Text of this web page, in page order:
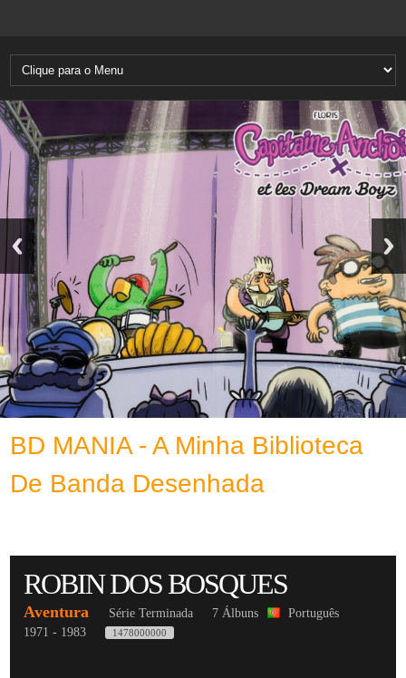
BD MANIA - A Minha Biblioteca
De Banda Desenhada
ROBIN DOS BOSQUES
Aventura Série Terminada 7 Álbuns
Português
1971 - 1983
1478000000